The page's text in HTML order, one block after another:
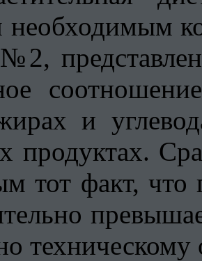
необходимым
и
продуктах.
тот факт,